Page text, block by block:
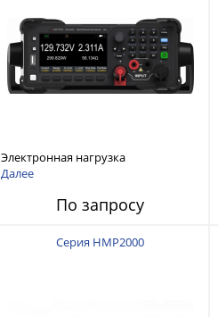
Электронная нагрузка
постоянного тока, одноканальная,
Далее
По запросу
Серия HMP2000